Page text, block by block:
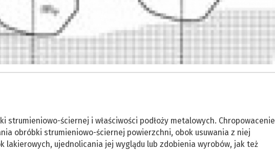
strumieniowo-ściernej i właściwości podłoży metalowych. Chropowacenie
obróbki strumieniowo-ściernej powierzchni, obok usuwania z niej
lakierowych, ujednolicania jej wyglądu lub zdobienia wyrobów, jak też